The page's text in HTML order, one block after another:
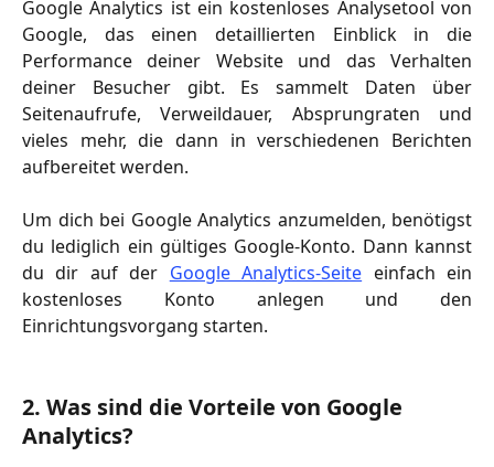
Google Analytics ist ein kostenloses Analysetool von
Google, das einen detaillierten Einblick in die
Performance deiner Website und das Verhalten
deiner Besucher gibt. Es sammelt Daten über
Seitenaufrufe, Verweildauer, Absprungraten und
vieles mehr, die dann in verschiedenen Berichten
aufbereitet werden.
Um dich bei Google Analytics anzumelden, benötigst
du lediglich ein gültiges Google-Konto. Dann kannst
du dir auf der Google Analytics-Seite einfach ein
kostenloses Konto anlegen und den
Einrichtungsvorgang starten.
2. Was sind die Vorteile von Google
Analytics?